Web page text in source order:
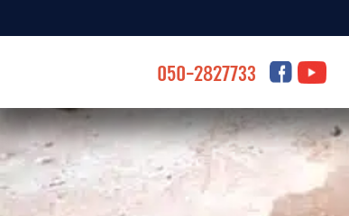
050-2827733